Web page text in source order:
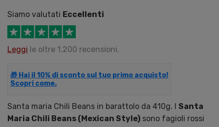
Siamo valutati Eccellenti
Leggi le oltre 1.200 recensioni.
🎁 Hai il 10% di sconto sul tuo primo acquisto!
Scopri come.
Santa maria Chili Beans in barattolo da 410g. I Santa
Maria Chili Beans (Mexican Style) sono fagioli rossi